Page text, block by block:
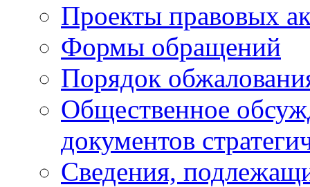
Проекты правовых
Формы обращений
Порядок
Общественное
документов
Сведения,